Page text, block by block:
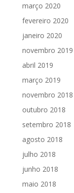
março 2020
fevereiro 2020
janeiro 2020
novembro 2019
abril 2019
março 2019
novembro 2018
outubro 2018
setembro 2018
agosto 2018
julho 2018
junho 2018
maio 2018